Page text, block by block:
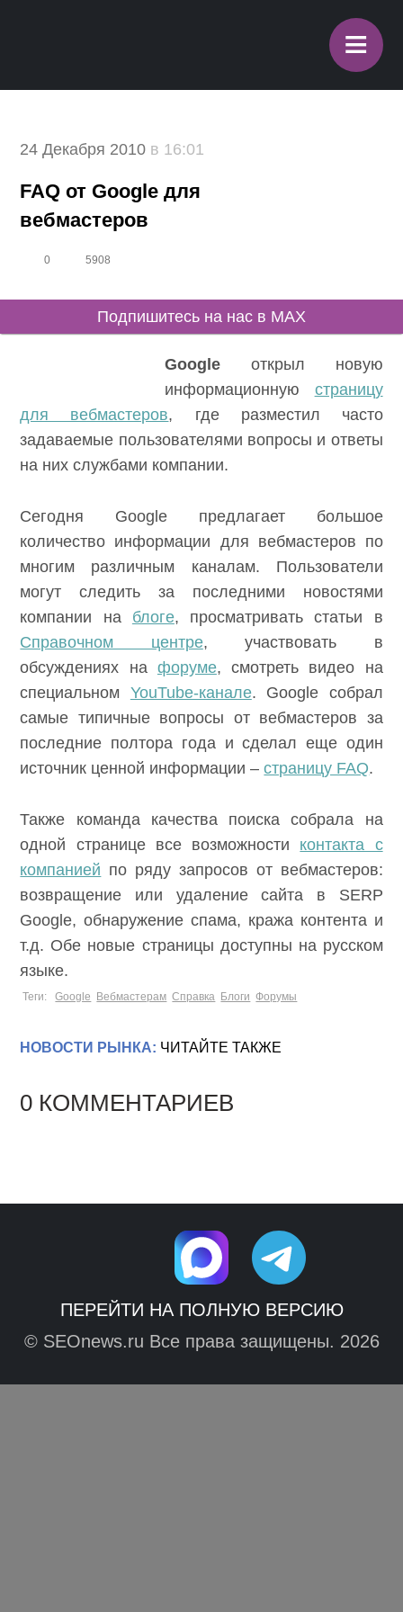
≡
24 Декабря 2010 в 16:01
FAQ от Google для
вебмастеров
0 5908
Подпишитесь на нас в MAX
Google открыл новую
информационную страницу
для вебмастеров, где разместил часто
задаваемые пользователями вопросы и ответы
на них службами компании.
Сегодня Google предлагает большое
количество информации для вебмастеров по
многим различным каналам. Пользователи
могут следить за последними новостями
компании на блоге, просматривать статьи в
Справочном центре, участвовать в
обсуждениях на форуме, смотреть видео на
специальном YouTube-канале. Google собрал
самые типичные вопросы от вебмастеров за
последние полтора года и сделал еще один
источник ценной информации –страницу FAQ.
Также команда качества поиска собрала на
одной странице все возможности контакта с
компанией по ряду запросов от вебмастеров:
возвращение или удаление сайта в SERP
Google, обнаружение спама, кража контента и
т.д. Обе новые страницы доступны на русском
языке.
Теги: Google Вебмастерам Справка Блоги Форумы
НОВОСТИ РЫНКА: ЧИТАЙТЕ ТАКЖЕ
0 КОММЕНТАРИЕВ
ПЕРЕЙТИ НА ПОЛНУЮ ВЕРСИЮ
© SEOnews.ru Все права защищены. 2026